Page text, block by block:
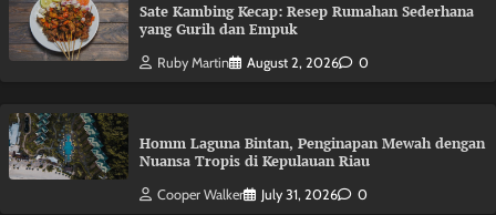
Sate Kambing Kecap: Resep Rumahan Sederhana
yang Gurih dan Empuk
Ruby Martin August 2, 2026 0
Homm Laguna Bintan, Penginapan Mewah dengan
Nuansa Tropis di Kepulauan Riau
Cooper Walker July 31, 2026 0